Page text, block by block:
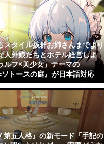
スタイル抜群お姉さんまでより
人外娘たちとホテル経営しよ
ルフ×美少女」テーマの
トースの庭』が日本語対応
五人格』の新モード「手記の